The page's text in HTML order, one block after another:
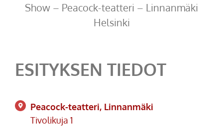
Show – Peacock-teatteri – Linnanmäki
Helsinki
ESITYKSEN TIEDOT
Peacock-teatteri, Linnanmäki
Tivolikuja 1